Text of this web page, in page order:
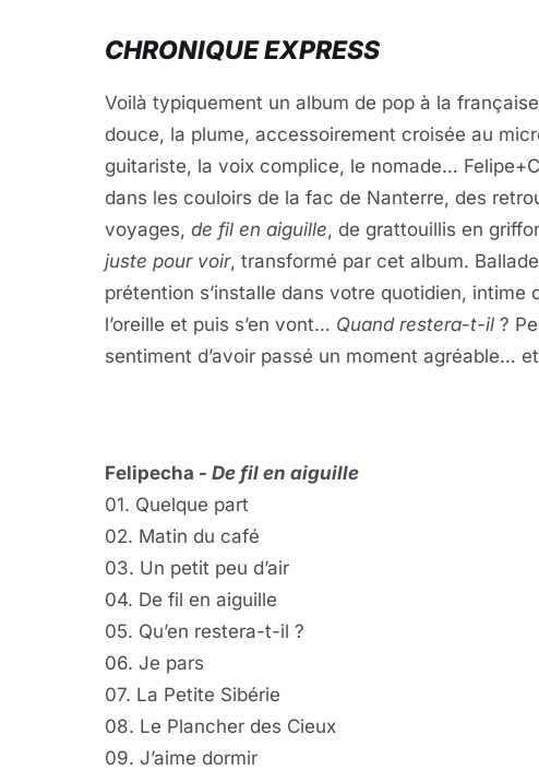
CHRONIQUE EXPRESS
Voilà typiquement un album de pop à la
douce, la plume, accessoirement croisée au
guitariste, la voix complice, le nomade…
dans les couloirs de la fac de Nanterre, des
voyages, de fil en aiguille, de grattouillis en
juste pour voir, transformé par cet album.
prétention s’installe dans votre quotidien, intime
l’oreille et puis s’en vont… Quand restera-t-il ?
sentiment d’avoir passé un moment agréable…
Felipecha - De fil en aiguille
01. Quelque part
02. Matin du café
03. Un petit peu d’air
04. De fil en aiguille
05. Qu’en restera-t-il ?
06. Je pars
07. La Petite Sibérie
08. Le Plancher des Cieux
09. J’aime dormir